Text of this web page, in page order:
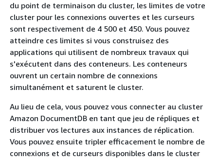
du point de terminaison du cluster, les limites de votre
cluster pour les connexions ouvertes et les curseurs
sont respectivement de 4 500 et 450. Vous pouvez
atteindre ces limites si vous construisez des
applications qui utilisent de nombreux travaux qui
s'exécutent dans des conteneurs. Les conteneurs
ouvrent un certain nombre de connexions
simultanément et saturent le cluster.
Au lieu de cela, vous pouvez vous connecter au cluster
Amazon DocumentDB en tant que jeu de répliques et
distribuer vos lectures aux instances de réplication.
Vous pouvez ensuite tripler efficacement le nombre de
connexions et de curseurs disponibles dans le cluster